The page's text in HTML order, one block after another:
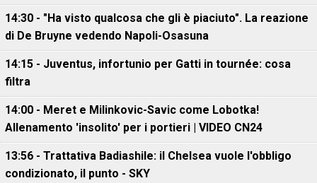
14:30 - "Ha visto qualcosa che gli è piaciuto". La reazione
di De Bruyne vedendo Napoli-Osasuna
14:15 - Juventus, infortunio per Gatti in tournée: cosa
filtra
14:00 - Meret e Milinkovic-Savic come Lobotka!
Allenamento 'insolito' per i portieri | VIDEO CN24
13:56 - Trattativa Badiashile: il Chelsea vuole l'obbligo
condizionato, il punto - SKY